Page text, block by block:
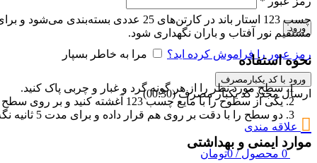
ورود
رمز عبور را فراموش کرده اید؟ مرا به خاطر بسپار
ورود با کد یکبارمصرف
ارسال مجدد کد یکبار مصرف(00:
30
)
علاقه مندی
0 محصول /
0تومان
مستقیم نور آفتاب و باران نگهداری شود.
نحوه استفاده
سطح مورد نظر را از هر گونه گرد و غبار و چربی پاک کنید.
یکی از سطوح را با مایع چسب 123 آغشته کنید و بر روی سطح دیگر همزمان اسپری فعال‌کننده را استفاده کنید.
دو سطح را با دقت بر روی هم قرار داده و برای مدت 5 ثانیه نگه دارید.
موارد ایمنی و بهداشتی